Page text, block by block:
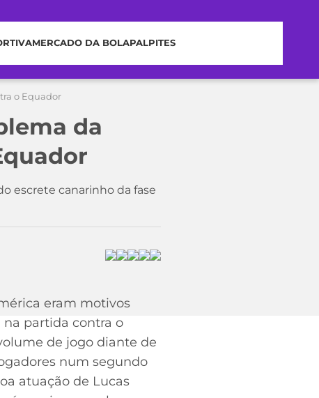
MERCADO DA BOLAPALPITES
o Equador
da
escrete canarinho da fase
eram motivos
na partida contra o
de jogo diante de
num segundo
atuação de Lucas